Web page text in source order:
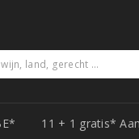
11 + 1 gratis*